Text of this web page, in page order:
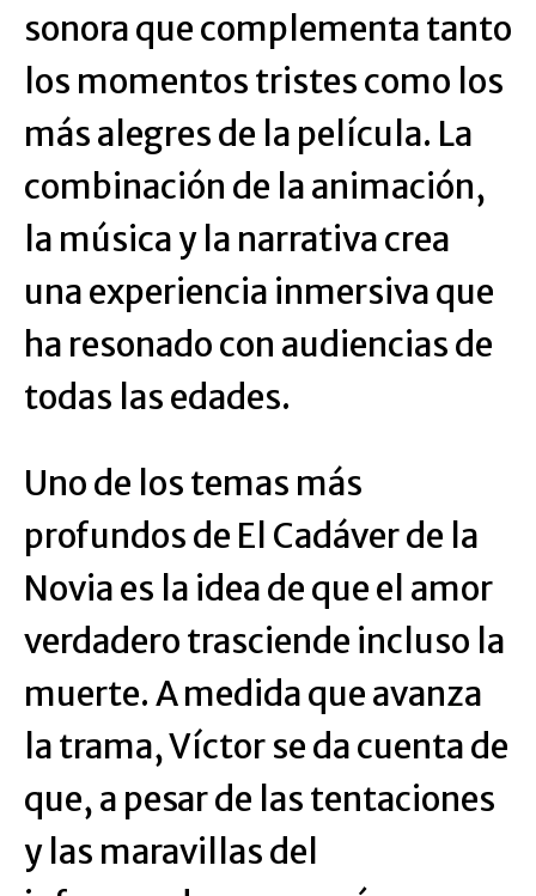
sonora que complementa tanto
los momentos tristes como los
más alegres de la película. La
combinación de la animación,
la música y la narrativa crea
una experiencia inmersiva que
ha resonado con audiencias de
todas las edades.
Uno de los temas más
profundos de El Cadáver de la
Novia es la idea de que el amor
verdadero trasciende incluso la
muerte. A medida que avanza
la trama, Víctor se da cuenta de
que, a pesar de las tentaciones
y las maravillas del